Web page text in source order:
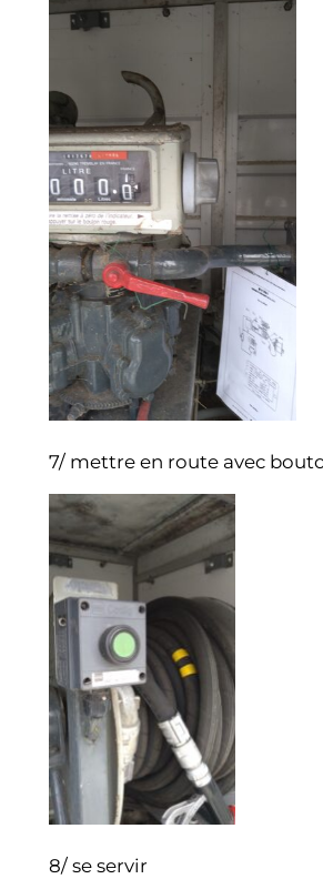
7/ mettre en route avec
8/ se servir